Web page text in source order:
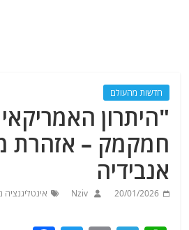
חדשות מהעולם
חמקמק – אזהרת
אנבידיה
20/01/2026
Nziv אינטליגנציה